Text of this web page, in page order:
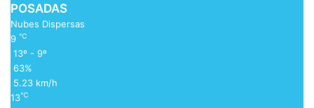
POSADAS
Nubes Dispersas
9 ℃
13º - 9º
63%
5.23 km/h
13℃